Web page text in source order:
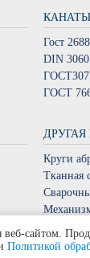
КАНАТЫ
Гост
DIN
ГОСТ
Круги
Тканная
сайтом.
Политикой